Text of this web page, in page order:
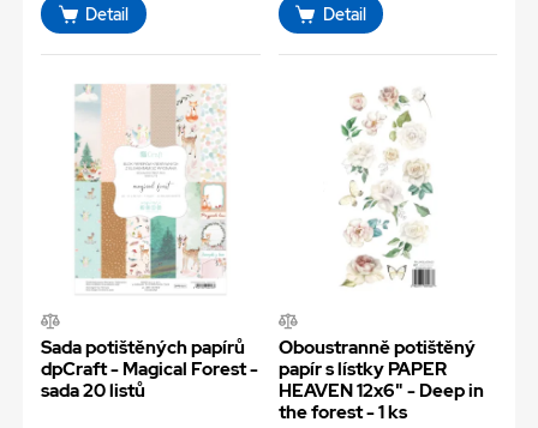
Detail Detail
Sada potištěných papírů
dpCraft - Magical Forest -
sada 20 listů
Oboustranně potištěný
papír s lístky PAPER
HEAVEN 12x6" - Deep in
the forest - 1 ks